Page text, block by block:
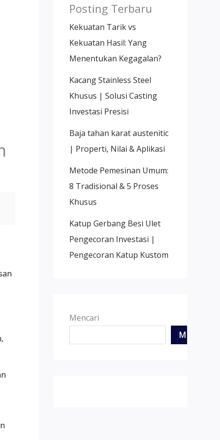
Posting Terbaru
Kekuatan Tarik vs
Kekuatan Hasil: Yang
Menentukan Kegagalan?
Kacang Stainless Steel
Khusus | Solusi Casting
Investasi Presisi
Baja tahan karat austenitic
| Properti, Nilai & Aplikasi
Metode Pemesinan Umum:
8 Tradisional & 5 Proses
Khusus
Katup Gerbang Besi Ulet
Pengecoran Investasi |
Pengecoran Katup Kustom
Mencari
MENCARI